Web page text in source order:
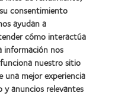
consentimiento
ayudan a
cómo interactúa
información nos
nuestro sitio
una mejor experiencia
anuncios relevantes